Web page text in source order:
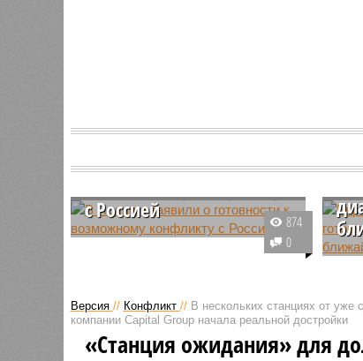
В Польше заявили о
готовности к
с Россией
Глава МИД Польши Радослав
Сикорский заявил о готовности
стремительно растущий военный
потенциал государства.
874
0
Версия // Конфликт // В нескольких станциях от
компании Capital Group начала реальной достройки
«Станция ожидания» для